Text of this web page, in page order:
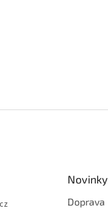
Novinky
Doprava